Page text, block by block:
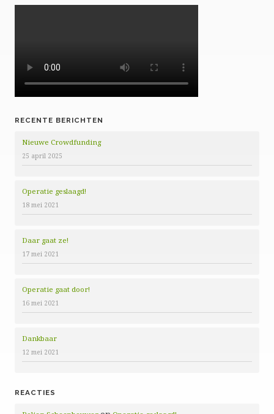
RECENTE BERICHTEN
Nieuwe Crowdfunding
25 april 2025
Operatie geslaagd!
18 mei 2021
Daar gaat ze!
17 mei 2021
Operatie gaat door!
16 mei 2021
Dankbaar
12 mei 2021
REACTIES